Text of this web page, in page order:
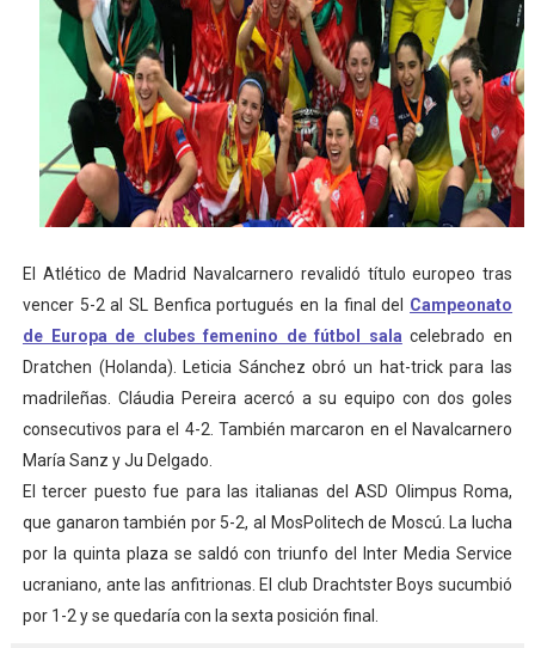
Mundial de Fórmula 1 2026 - Lando Norris consigue
Copa del Mundo femenina 2026 - Estados Unidos
Campeonato de Europa de saltos 2026 (París,
Campeonato de Europa de natación artística 2026
Tour de Francia femenino 2026 - Etapa 5
Women's Pro Baseball League 2026
El Atlético de Madrid Navalcarnero revalidó título europeo tras
vencer 5-2 al SL Benfica portugués en la final del Campeonato
de Europa de clubes femenino de fútbol sala celebrado en
Dratchen (Holanda). Leticia Sánchez obró un hat-trick para las
madrileñas. Cláudia Pereira acercó a su equipo con dos goles
consecutivos para el 4-2. También marcaron en el Navalcarnero
María Sanz y Ju Delgado.
El tercer puesto fue para las italianas del ASD Olimpus Roma,
que ganaron también por 5-2, al MosPolitech de Moscú. La lucha
por la quinta plaza se saldó con triunfo del Inter Media Service
ucraniano, ante las anfitrionas. El club Drachtster Boys sucumbió
por 1-2 y se quedaría con la sexta posición final.